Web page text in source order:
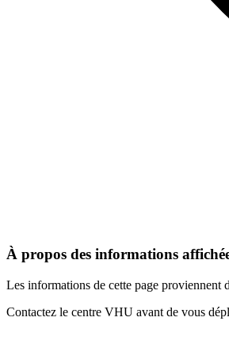
À propos des informations
Les informations de cette page proviennent
Contactez le centre VHU avant de vous